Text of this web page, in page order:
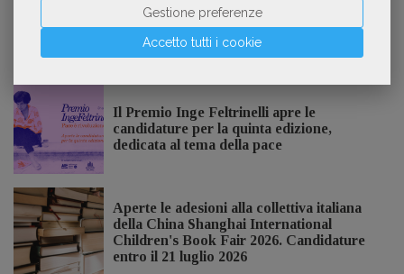
Accetto tutti i cookie
Gestione preferenze
NOTIZIE DALL'AIE
Il Premio Inge Feltrinelli apre le
candidature per la quinta edizione,
dedicata al tema della pace
Aperte le adesioni alla collettiva italiana
della China Shanghai International
Children's Book Fair 2026. Candidature
entro il 21 luglio 2026